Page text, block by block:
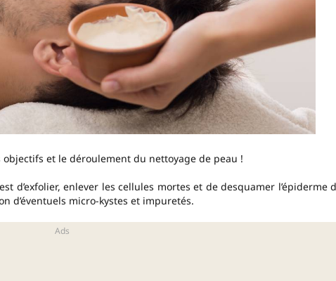
et le déroulement du nettoyage de peau !
d’exfolier, enlever les cellules mortes et de desquamer l’épiderme
d’éventuels micro-kystes et impuretés.